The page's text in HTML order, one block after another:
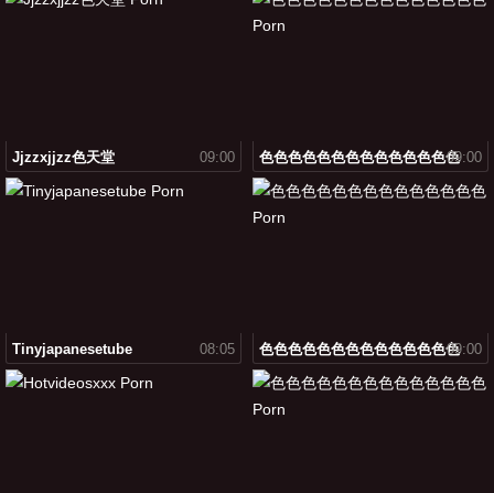
Jjzzxjjzz色天堂 09:00 色色色色色色色色色色色色色色09:00
Tinyjapanesetube 08:05 色色色色色色色色色色色色色色09:00